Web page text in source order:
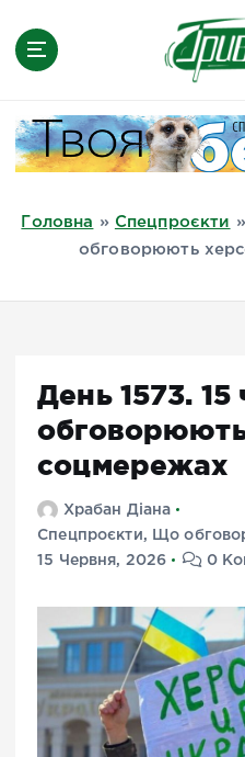
Головна » Спецпроєкти »
обговорюють
День 1573.
соцмережах
Храбан Діана
Спецпроєкти,
Що
15 Червня, 2026
0